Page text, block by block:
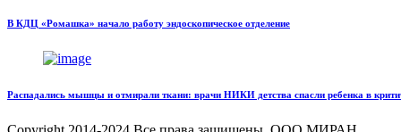
В КДЦ «Ромашка» начало работу эндоскопическое отделение
Распадались мышцы и отмирали ткани: врачи НИКИ детства спасли ребенка в